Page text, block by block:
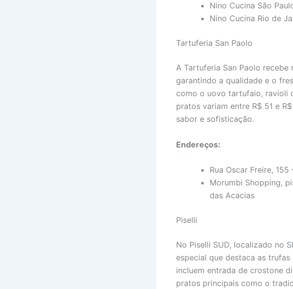
Nino Cucina São
Nino Cucina Rio de
Tartuferia San Paolo
A Tartuferia San Paolo recebe
garantindo a qualidade e o
como o uovo tartufaio, ravioli
pratos variam entre R$ 51 e
sabor e sofisticação.
Endereços:
Rua Oscar Freire, 155
Morumbi Shopping,
das Acacias
Piselli
No Piselli SUD, localizado no
especial que destaca as
incluem entrada de crostone
pratos principais como o